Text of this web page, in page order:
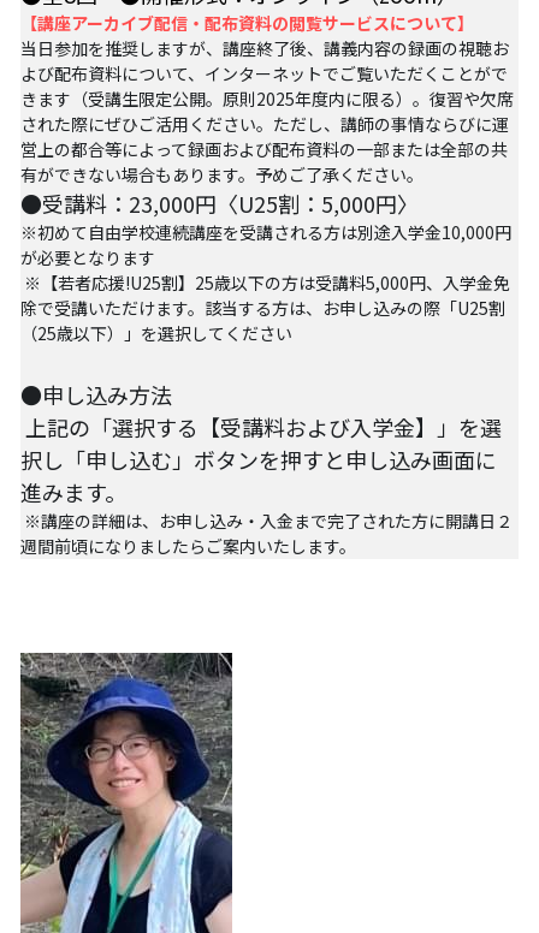
【講座アーカイブ配信・配布資料の閲覧サービスについて】
当日参加を推奨しますが、講座終了後、講義内容の録画の視聴お
よび配布資料について、インターネットでご覧いただくことがで
きます（受講生限定公開。原則2025年度内に限る）。復習や欠席
された際にぜひご活用ください。ただし、講師の事情ならびに運
営上の都合等によって録画および配布資料の一部または全部の共
有ができない場合もあります。予めご了承ください。
●受講料：23,000円〈U25割：5,000円〉
※初めて自由学校連続講座を受講される方は別途入学金10,000円
が必要となります
除で受講いただけます。該当する方は、お申し込みの際「U25割
（25歳以下）」を選択してください
●申し込み方法
択し「申し込む」ボタンを押すと申し込み画面に
進みます。
週間前頃になりましたらご案内いたします。
【越境】05「共に生きる」ための社会調査――
川崎の地域実践から学ぶ
【越境】06農と食の民主主義を実現する
【越境】07アイヌ語を学びつつ、日本語の問題
としてとらえかえす
【越境】08ラテンアメリカ先住民の言語と文化
を学ぶ――メキシコ最大の先住民言語ナワトル
語を知る
の現場から
PARC田んぼ2026年6月
足尾ツアー
PARC田んぼ2026_10月稲刈り
沖縄勉強会2024年11月
沖縄ツアー2024
13表現することは生きること
13表現することは生きること
12ビオダンサ